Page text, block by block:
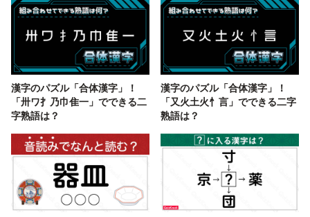
漢字のパズル「合体漢字」！
「卅ワ扌乃巾隹一」でできる二
字熟語は？
漢字のパズル「合体漢字」！
「又火土火忄言」でできる二字
熟語は？